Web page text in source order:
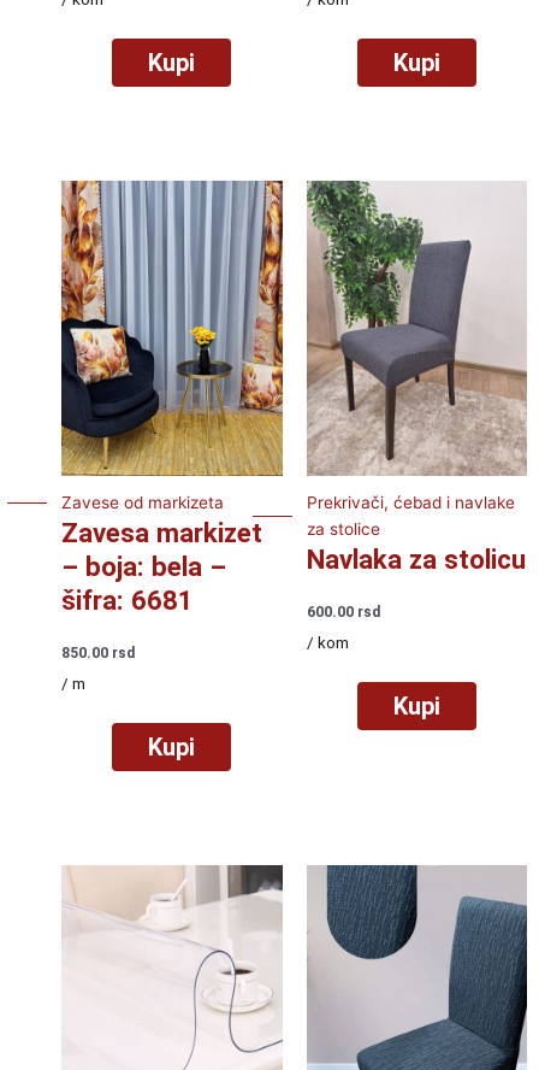
Kupi Kupi
Zavese od markizeta
Zavesa markizet
– boja: bela –
šifra: 6681
850.00 rsd
/ m
Kupi
Prekrivači, ćebad i navlake
za stolice
Navlaka za stolicu
600.00rsd
/ kom
Kupi